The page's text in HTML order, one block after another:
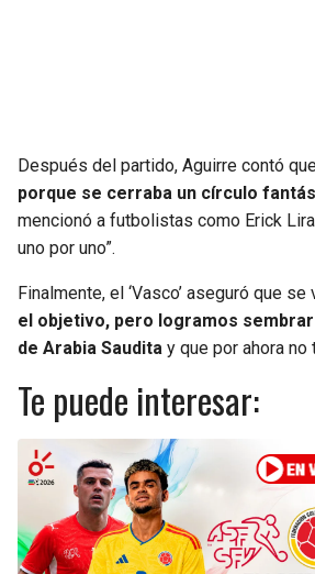
Después del partido, Aguirre contó
porque se cerraba un círculo
mencionó a futbolistas como Erick
uno por uno”.
Finalmente, el ‘Vasco’ aseguró que
el objetivo, pero logramos
de Arabia Saudita y que por ahora
Te puede interesar: